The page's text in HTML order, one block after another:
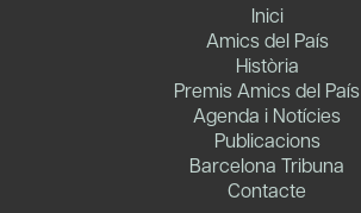
Inici
Amics del País
Història
Premis Amics del País
Agenda i Notícies
Publicacions
Barcelona Tribuna
Contacte